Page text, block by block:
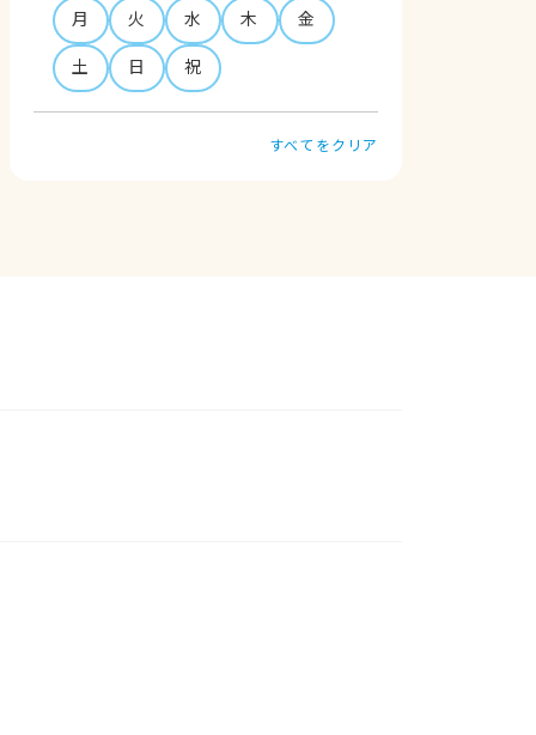
月 火 水 木
金
土
日 祝
すべてをクリア